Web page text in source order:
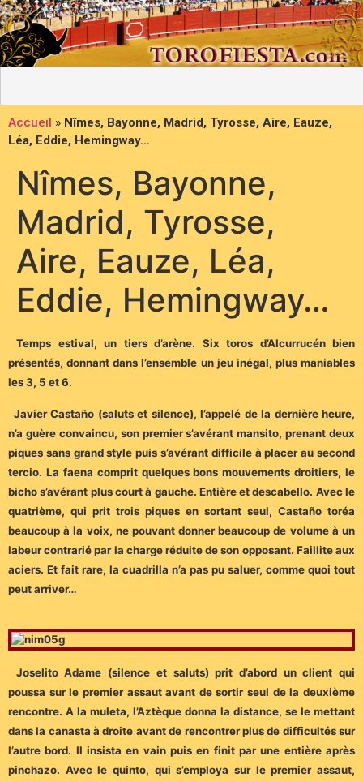
Accueil » Nîmes, Bayonne, Madrid, Tyrosse, Aire, Eauze,
Léa, Eddie, Hemingway…
Nîmes, Bayonne,
Madrid, Tyrosse,
Aire, Eauze, Léa,
Eddie, Hemingway…
Temps estival, un tiers d’arène. Six toros d’Alcurrucén bien
présentés, donnant dans l’ensemble un jeu inégal, plus maniables
les 3, 5 et 6.
Javier Castaño (saluts et silence), l’appelé de la dernière heure,
n’a guère convaincu, son premier s’avérant mansito, prenant deux
piques sans grand style puis s’avérant difficile à placer au second
tercio. La faena comprit quelques bons mouvements droitiers, le
bicho s’avérant plus court à gauche. Entière et descabello. Avec le
quatrième, qui prit trois piques en sortant seul, Castaño toréa
beaucoup à la voix, ne pouvant donner beaucoup de volume à un
labeur contrarié par la charge réduite de son opposant. Faillite aux
aciers. Et fait rare, la cuadrilla n’a pas pu saluer, comme quoi tout
peut arriver…
Joselito Adame (silence et saluts) prit d’abord un client qui
poussa sur le premier assaut avant de sortir seul de la deuxième
rencontre. A la muleta, l’Aztèque donna la distance, se le mettant
dans la canasta à droite avant de rencontrer plus de difficultés sur
l’autre bord. Il insista en vain puis en finit par une entière après
pinchazo. Avec le quinto, qui s’employa sur le premier assaut,